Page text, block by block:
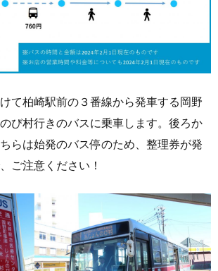
て柏崎駅前の３番線から発車する岡野
び村行きのバスに乗車します。後ろか
らは始発のバス停のため、整理券が発
ご注意ください！